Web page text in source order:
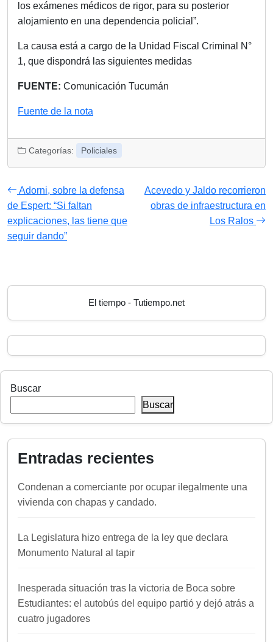
los exámenes médicos de rigor, para su posterior
alojamiento en una dependencia policial”.
La causa está a cargo de la Unidad Fiscal Criminal N°
1, que dispondrá las siguientes medidas
FUENTE: Comunicación Tucumán
Fuente de la nota
Categorías: Policiales
Adorni, sobre la defensa
de Espert: “Si faltan
explicaciones, las tiene que
seguir dando”
Acevedo y Jaldo recorrieron
obras de infraestructura en
Los Ralos
El tiempo - Tutiempo.net
Buscar
Buscar
Entradas recientes
Condenan a comerciante por ocupar ilegalmente una
vivienda con chapas y candado.
La Legislatura hizo entrega de la ley que declara
Monumento Natural al tapir
Inesperada situación tras la victoria de Boca sobre
Estudiantes: el autobús del equipo partió y dejó atrás a
cuatro jugadores